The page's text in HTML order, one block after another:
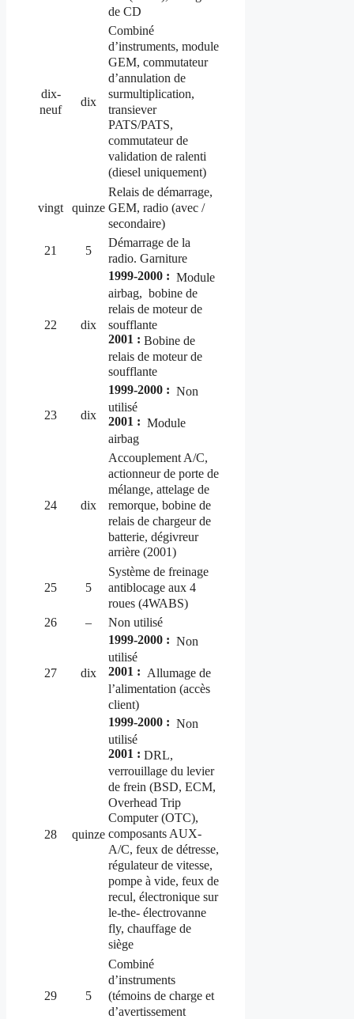
de CD
dix-
neuf
dix
Combiné
d’instruments, module
GEM, commutateur
d’annulation de
surmultiplication,
transiever
PATS/PATS,
commutateur de
validation de ralenti
(diesel uniquement)
vingt quinze
Relais de démarrage,
GEM, radio (avec /
secondaire)
21 5
Démarrage de la
radio. Garniture
22 dix
1999-2000 : Module
airbag, bobine de
relais de moteur de
soufflante
2001 : Bobine de
relais de moteur de
soufflante
23 dix
1999-2000 : Non
utilisé
2001 : Module
airbag
24 dix
Accouplement A/C,
actionneur de porte de
mélange, attelage de
remorque, bobine de
relais de chargeur de
batterie, dégivreur
arrière (2001)
25 5
Système de freinage
antiblocage aux 4
roues (4WABS)
26
– Non utilisé
27 dix
1999-2000 : Non
utilisé
2001 : Allumage de
l’alimentation (accès
client)
28 quinze
1999-2000 : Non
utilisé
2001 : DRL,
verrouillage du levier
de frein (BSD, ECM,
Overhead Trip
Computer (OTC),
composants AUX-
A/C, feux de détresse,
régulateur de vitesse,
pompe à vide, feux de
recul, électronique sur
le-the- électrovanne
fly, chauffage de
siège
29 5
Combiné
d’instruments
(témoins de charge et
d’avertissement